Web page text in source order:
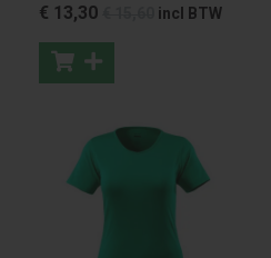
€ 13,30 incl BTW